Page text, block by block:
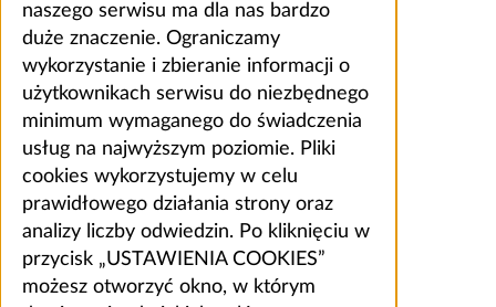
naszego serwisu ma dla nas bardzo
duże znaczenie. Ograniczamy
wykorzystanie i zbieranie informacji o
użytkownikach serwisu do niezbędnego
minimum wymaganego do świadczenia
usług na najwyższym poziomie. Pliki
cookies wykorzystujemy w celu
prawidłowego działania strony oraz
analizy liczby odwiedzin. Po kliknięciu w
przycisk „USTAWIENIA COOKIES”
możesz otworzyć okno, w którym